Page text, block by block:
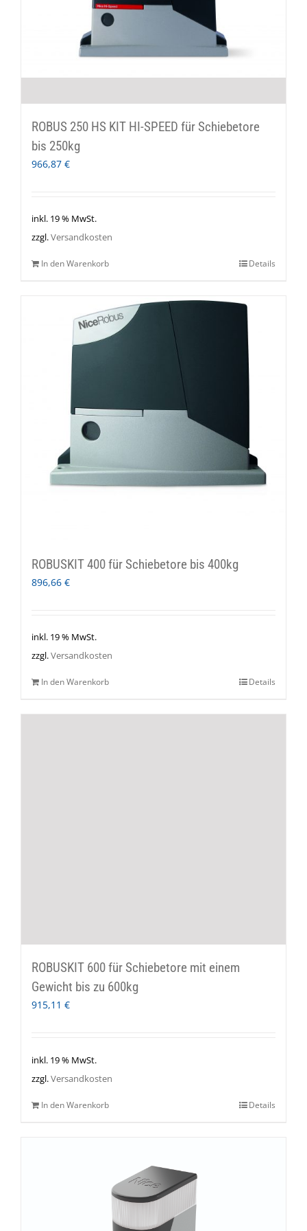
ROBUS 250 HS KIT HI-SPEED für Schiebetore
bis 250kg
966,87 €
inkl. 19 % MwSt.
zzgl.Versandkosten
In den Warenkorb Details
ROBUSKIT 400 für Schiebetore bis 400kg
896,66 €
inkl. 19 % MwSt.
zzgl.Versandkosten
In den Warenkorb Details
ROBUSKIT 600 für Schiebetore mit einem
Gewicht bis zu 600kg
915,11 €
inkl. 19 % MwSt.
zzgl.Versandkosten
In den Warenkorb Details